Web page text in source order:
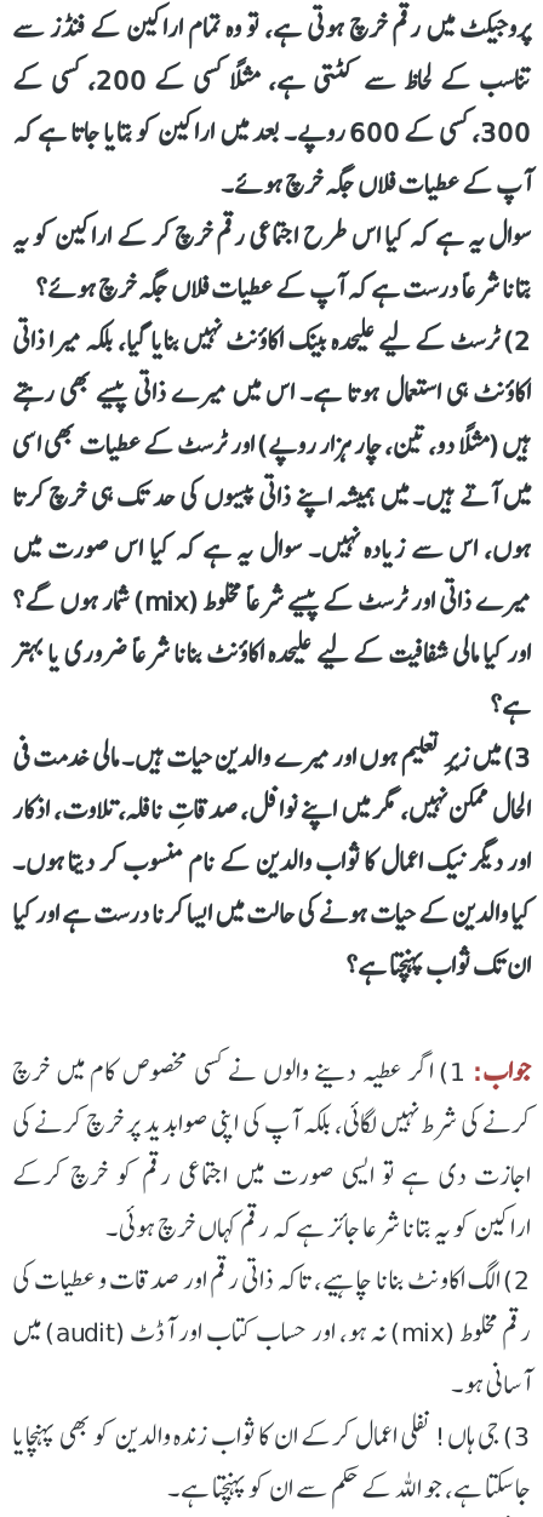
پروجیکٹ میں رقم خرچ ہوتی ہے، تو وہ تمام اراکین کے فنڈز سے
تناسب کے لحاظ سے کٹتی ہے، مثلاً کسی کے 200، کسی کے
300، کسی کے 600 روپے۔ بعد میں اراکین کو بتایا جاتا ہے کہ
آپ کے عطیات فلاں جگہ خرچ ہوئے۔
سوال یہ ہے کہ کیا اس طرح اجتماعی رقم خرچ کر کے اراکین کو یہ
بتانا شرعاً درست ہے کہ آپ کے عطیات فلاں جگہ خرچ ہوئے؟
2) ٹرسٹ کے لیے علیحدہ بینک اکاؤنٹ نہیں بنایا گیا، بلکہ میرا ذاتی
اکاؤنٹ ہی استعمال ہوتا ہے۔ اس میں میرے ذاتی پیسے بھی رہتے
ہیں (مثلاً دو، تین، چار ہزار روپے) اور ٹرسٹ کے عطیات بھی اسی
میں آتے ہیں۔ میں ہمیشہ اپنے ذاتی پیسوں کی حد تک ہی خرچ کرتا
ہوں، اس سے زیادہ نہیں۔ سوال یہ ہے کہ کیا اس صورت میں
میرے ذاتی اور ٹرسٹ کے پیسے شرعاً مخلوط (mix) شمار ہوں گے؟
اور کیا مالی شفافیت کے لیے علیحدہ اکاؤنٹ بنانا شرعاً ضروری یا بہتر
ہے؟
3) میں زیرِ تعلیم ہوں اور میرے والدین حیات ہیں۔ مالی خدمت فی
الحال ممکن نہیں، مگر میں اپنے نوافل، صدقاتِ نافلہ، تلاوت، اذکار
اور دیگر نیک اعمال کا ثواب والدین کے نام منسوب کر دیتا ہوں۔
کیا والدین کے حیات ہونے کی حالت میں ایسا کرنا درست ہے اور کیا
ان تک ثواب پہنچتا ہے؟
جواب:
1) اگر عطیہ دینے والوں نے کسی مخصوص کام میں خرچ
کرنے کی شرط نہیں لگائی، بلکہ آپ کی اپنی صوابدید پر خرچ کرنے کی
اجازت دی ہے تو ایسی صورت میں اجتماعی رقم کو خرچ کرکے
اراکین کو یہ بتانا شرعا جائز ہے کہ رقم کہاں خرچ ہوئی۔
2) الگ اکاونٹ بنانا چاہیے، تاکہ ذاتی رقم اور صدقات و عطیات کی
رقم مخلوط (mix) نہ ہو، اور حساب کتاب اور آڈٹ (audit) میں
آسانی ہو۔
3) جی ہاں! نفلی اعمال کرکے ان کا ثواب زندہ والدین کو بھی پہنچایا
جاسکتا ہے، جو اللہ کے حکم سے ان کو پہنچتا ہے۔